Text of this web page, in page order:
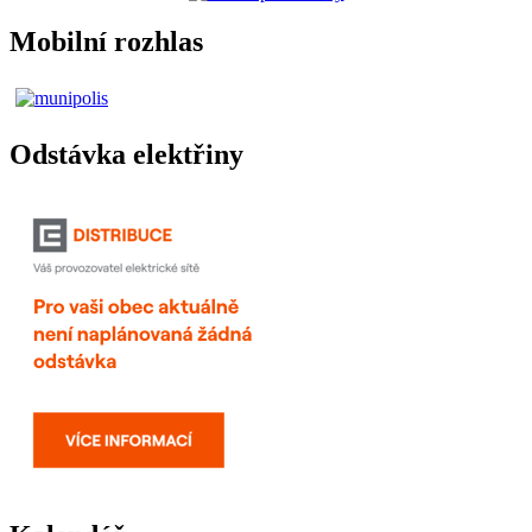
Mobilní rozhlas
Odstávka elektřiny